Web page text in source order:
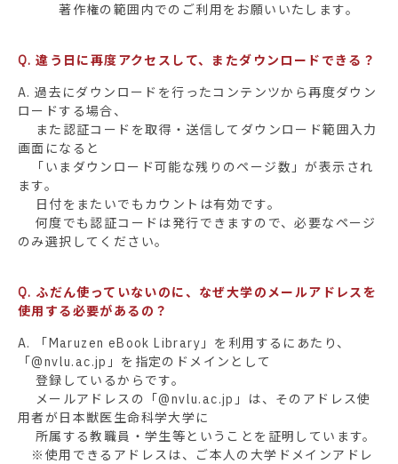
著作権の範囲内でのご利用をお願いいたします。
Q. 違う日に再度アクセスして、またダウンロードできる？
A. 過去にダウンロードを行ったコンテンツから再度ダウン
ロードする場合、
また認証コードを取得・送信してダウンロード範囲入力
画面になると
「いまダウンロード可能な残りのページ数」が表示され
ます。
日付をまたいでもカウントは有効です。
何度でも認証コードは発行できますので、必要なページ
のみ選択してください。
Q. ふだん使っていないのに、なぜ大学のメールアドレスを
使用する必要があるの？
A. 「Maruzen eBook Library」を利用するにあたり、
「@nvlu.ac.jp」を指定のドメインとして
登録しているからです。
メールアドレスの「@nvlu.ac.jp」は、そのアドレス使
用者が日本獣医生命科学大学に
所属する教職員・学生等ということを証明しています。
※使用できるアドレスは、ご本人の大学ドメインアドレ